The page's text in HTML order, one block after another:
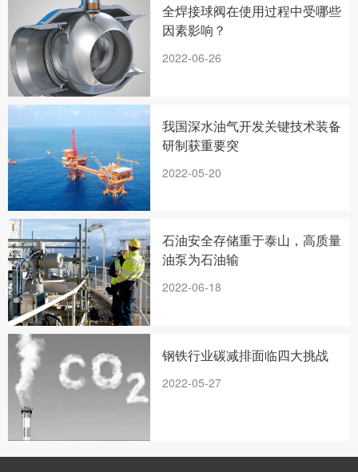
全焊接球阀在使用过程中受哪些
因素影响？
2022-06-26
我国深水油气开发关键技术装备
研制获重要突
2022-05-20
石油安全存储重于泰山，高质量
油泵为石油输
2022-06-18
钢铁行业碳减排面临四大挑战
2022-05-27